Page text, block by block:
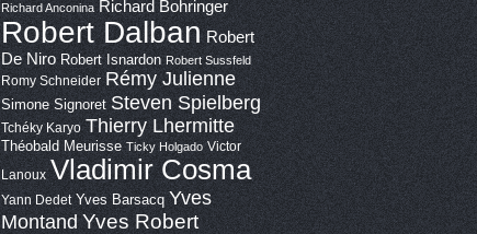
Richard Anconina Richard Bohringer
Robert Dalban Robert
De Niro Robert Isnardon Robert Sussfeld
Romy Schneider Rémy Julienne
Simone Signoret Steven Spielberg
Tchéky Karyo Thierry Lhermitte
Théobald Meurisse Ticky Holgado Victor
Lanoux Vladimir Cosma
Yann Dedet Yves Barsacq Yves
Montand Yves Robert